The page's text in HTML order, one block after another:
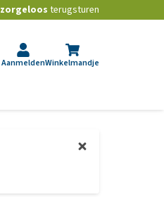
zorgeloos terugsturen
AanmeldenWinkelmandje